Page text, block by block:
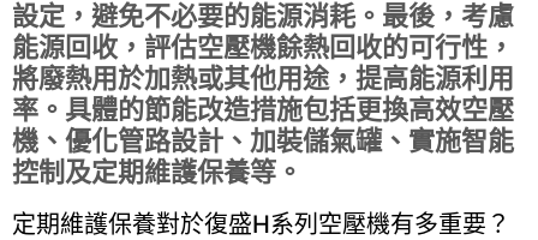
設定，避免不必要的能源消耗。最後，考慮
能源回收，評估空壓機餘熱回收的可行性，
將廢熱用於加熱或其他用途，提高能源利用
率。具體的節能改造措施包括更換高效空壓
機、優化管路設計、加裝儲氣罐、實施智能
控制及定期維護保養等。
定期維護保養對於復盛H系列空壓機有多重要？